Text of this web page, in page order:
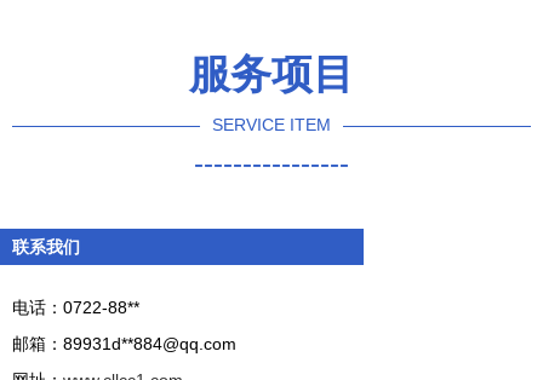
服务项目
SERVICE ITEM
----------------
联系我们
电话：0722-88**
邮箱：89931d**884@qq.com